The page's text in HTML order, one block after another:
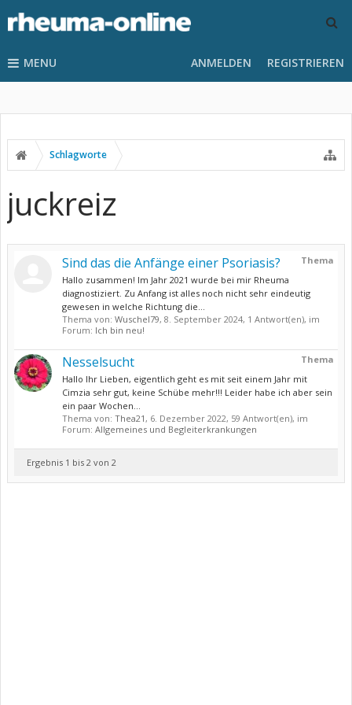
MENU ANMELDEN REGISTRIEREN
Schlagworte
juckreiz
Thema
Sind das die Anfänge einer Psoriasis?
Hallo zusammen! Im Jahr 2021 wurde bei mir Rheuma
diagnostiziert. Zu Anfang ist alles noch nicht sehr eindeutig
gewesen in welche Richtung die...
Thema von: Wuschel79, 8. September 2024, 1 Antwort(en), im
Forum: Ich bin neu!
Thema
Nesselsucht
Hallo Ihr Lieben, eigentlich geht es mit seit einem Jahr mit
Cimzia sehr gut, keine Schübe mehr!!! Leider habe ich aber sein
ein paar Wochen...
Thema von: Thea21, 6. Dezember 2022, 59 Antwort(en), im
Forum: Allgemeines und Begleiterkrankungen
Ergebnis 1 bis 2 von 2